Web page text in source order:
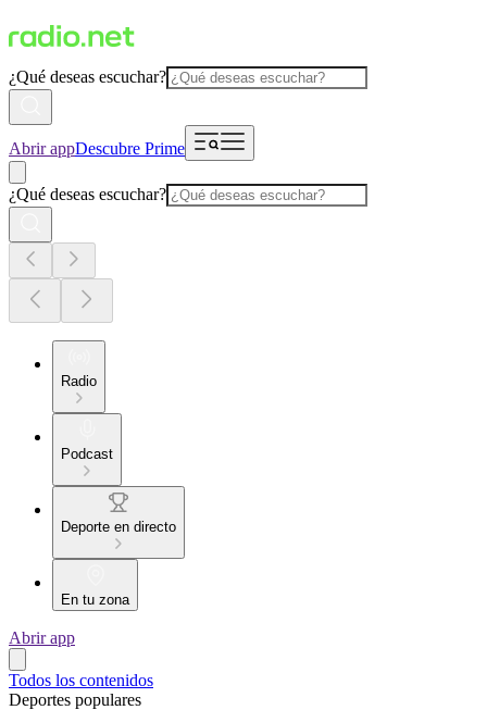
¿Qué deseas escuchar?
Abrir appDescubre Prime
¿Qué deseas escuchar?
Radio
Podcast
Deporte en directo
En tu zona
Abrir app
Todos los contenidos
Deportes populares